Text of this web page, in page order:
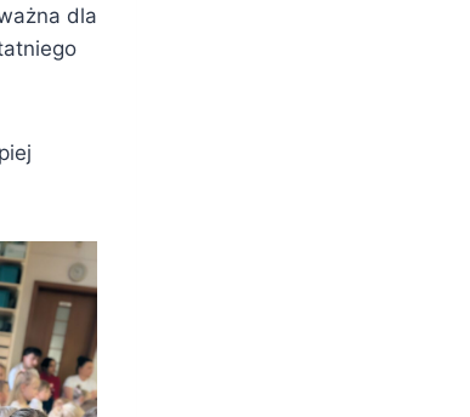
dla